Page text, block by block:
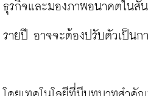
ธุรกิจและมองภาพอนาคตในสั้
รายปี อาจจะต้องปรับตัวเป็นก